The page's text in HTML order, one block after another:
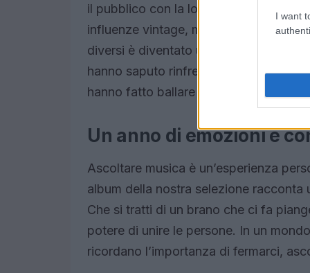
I want
il pubblico con la loro originalità. Il
influenze vintage, mentre il pop ha
diversi è diventato un valore
hanno saputo rinfrescare il panorama
hanno fatto ballare e riflettere.
Un anno di emozioni e
Ascoltare musica è un’esperienza
album della nostra selezione racconta
Che si tratti di un brano che ci fa
potere di unire le persone. In un
ricordano l’importanza di fermarci,